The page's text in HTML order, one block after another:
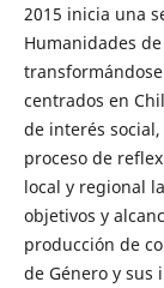
2015 inicia una
Humanidades
centrados en
de interés
proceso de
local y regional
objetivos y
producción de
de Género y sus